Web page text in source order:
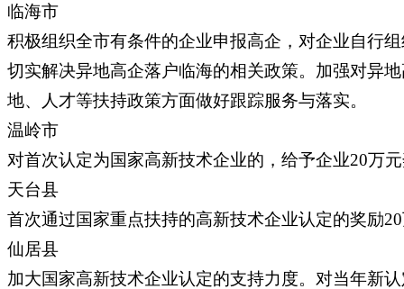
临海市
积极组织全市有条件的企业申报高企，对企业自行
切实解决异地高企落户临海的相关政策。加强对异
地、人才等扶持政策方面做好跟踪服务与落实。
温岭市
对首次认定为国家高新技术企业的，给予企业20万
天台县
首次通过国家重点扶持的高新技术企业认定的奖励
仙居县
加大国家高新技术企业认定的支持力度。对当年新